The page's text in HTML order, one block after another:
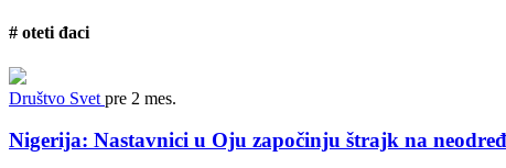
# oteti đaci
Društvo Svet pre 2 mes.
Nigerija: Nastavnici u Oju započinju štrajk na